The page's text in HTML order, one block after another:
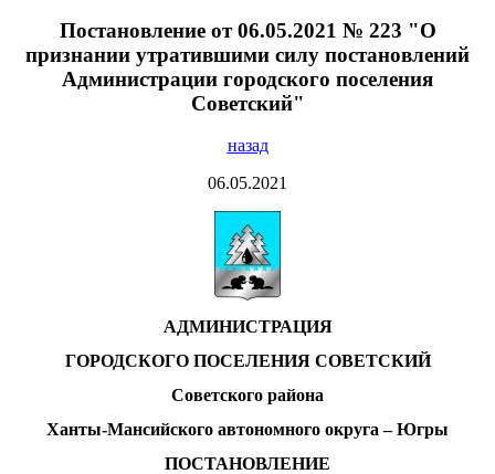
Постановление от 06.05.2021 № 223 "О
признании утратившими силу постановлений
Администрации городского поселения
Советский"
назад
06.05.2021
АДМИНИСТРАЦИЯ
ГОРОДСКОГО ПОСЕЛЕНИЯ СОВЕТСКИЙ
Советского района
Ханты-Мансийского автономного округа – Югры
ПОСТАНОВЛЕНИЕ